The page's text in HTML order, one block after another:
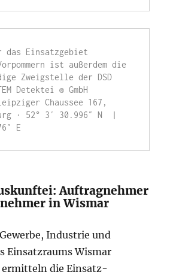
das Einsatzgebiet
ist außerdem die
Zweigstelle der DSD
Detektei ® GmbH
Chaussee 167,
· 52° 3′ 30.996″ N  |
E
Auftragnehmer
in Wismar
Industrie und
Einsatzraums Wismar
ermitteln die Einsatz-